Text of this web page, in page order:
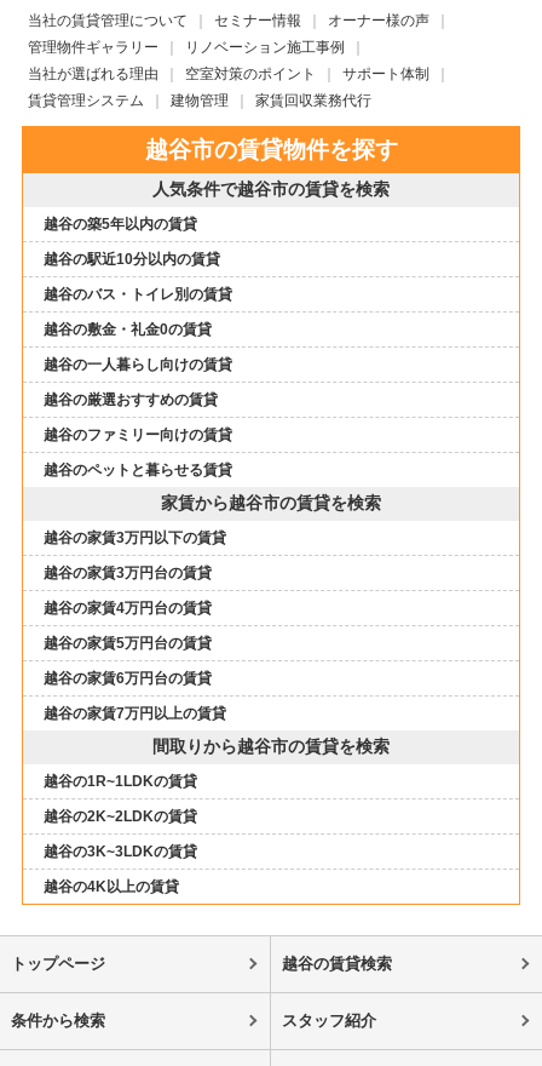
当社の賃貸管理について セミナー情報
オーナー様の声
管理物件ギャラリー
リノベーション施工事例
当社が選ばれる理由
空室対策のポイント
サポート体制
賃貸管理システム
建物管理 家賃回収業務代行
越谷市の賃貸物件を探す
人気条件で越谷市の賃貸を検索
越谷の築5年以内の賃貸
越谷の駅近10分以内の賃貸
越谷のバス・トイレ別の賃貸
越谷の敷金・礼金0の賃貸
越谷の一人暮らし向けの賃貸
越谷の厳選おすすめの賃貸
越谷のファミリー向けの賃貸
越谷のペットと暮らせる賃貸
家賃から越谷市の賃貸を検索
越谷の家賃3万円以下の賃貸
越谷の家賃3万円台の賃貸
越谷の家賃4万円台の賃貸
越谷の家賃5万円台の賃貸
越谷の家賃6万円台の賃貸
越谷の家賃7万円以上の賃貸
間取りから越谷市の賃貸を検索
越谷の1R~1LDKの賃貸
越谷の2K~2LDKの賃貸
越谷の3K~3LDKの賃貸
越谷の4K以上の賃貸
トップページ 越谷の賃貸検索
条件から検索 スタッフ紹介